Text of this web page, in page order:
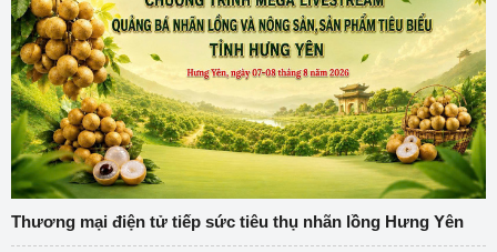
Thương mại điện tử tiếp sức tiêu thụ nhãn lồng Hưng Yên